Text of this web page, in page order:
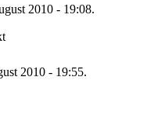
2010 - 19:08.
2010 - 19:55.